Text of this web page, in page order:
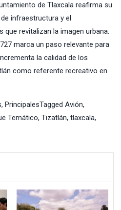
de Tlaxcala reafirma su
infraestructura y el
revitalizan la imagen urbana.
marca un paso relevante para
la calidad de los
como referente recreativo en
, PrincipalesTagged Avión,
Temático, Tizatlán, tlaxcala,